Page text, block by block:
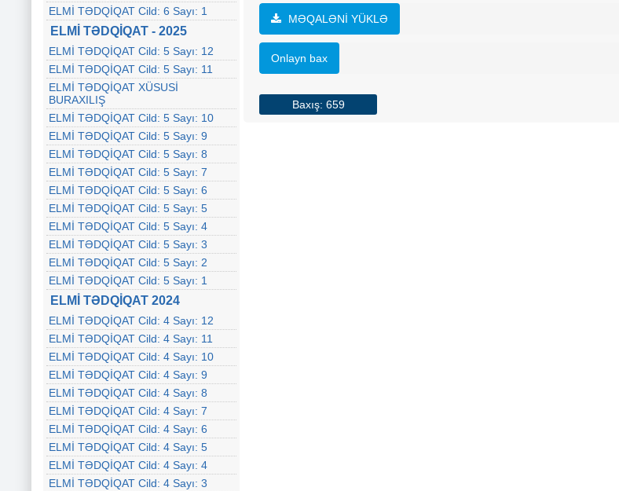
ELMİ TƏDQİQAT Cild: 6 Sayı: 1
ELMİ TƏDQİQAT - 2025
ELMİ TƏDQİQAT Cild: 5 Sayı: 12
ELMİ TƏDQİQAT Cild: 5 Sayı: 11
ELMİ TƏDQİQAT XÜSUSİ
BURAXILIŞ
ELMİ TƏDQİQAT Cild: 5 Sayı: 10
ELMİ TƏDQİQAT Cild: 5 Sayı: 9
ELMİ TƏDQİQAT Cild: 5 Sayı: 8
ELMİ TƏDQİQAT Cild: 5 Sayı: 7
ELMİ TƏDQİQAT Cild: 5 Sayı: 6
ELMİ TƏDQİQAT Cild: 5 Sayı: 5
ELMİ TƏDQİQAT Cild: 5 Sayı: 4
ELMİ TƏDQİQAT Cild: 5 Sayı: 3
ELMİ TƏDQİQAT Cild: 5 Sayı: 2
ELMİ TƏDQİQAT Cild: 5 Sayı: 1
ELMİ TƏDQİQAT 2024
ELMİ TƏDQİQAT Cild: 4 Sayı: 12
ELMİ TƏDQİQAT Cild: 4 Sayı: 11
ELMİ TƏDQİQAT Cild: 4 Sayı: 10
ELMİ TƏDQİQAT Cild: 4 Sayı: 9
ELMİ TƏDQİQAT Cild: 4 Sayı: 8
ELMİ TƏDQİQAT Cild: 4 Sayı: 7
ELMİ TƏDQİQAT Cild: 4 Sayı: 6
ELMİ TƏDQİQAT Cild: 4 Sayı: 5
ELMİ TƏDQİQAT Cild: 4 Sayı: 4
ELMİ TƏDQİQAT Cild: 4 Sayı: 3
MƏQALƏNİ YÜKLƏ
Onlayn bax
Baxış: 659